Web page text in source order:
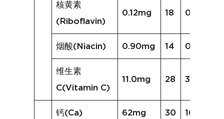
核黄素
(Riboflavin)
0.12mg 18 0.16mg
烟酸(Niacin) 0.90mg 14 0.77mg
维生素
C(Vitamin C)
11.0mg 28 33.8mg
钙(Ca) 62mg 30 167mg